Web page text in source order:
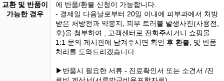
교환 및 반품이
가능한 경우
에 반품/환불 신청이 가능합니다.
- 결제일 다음날로부터 20일 이내에 피부과에서 처방
받은 처방전과 약봉지, 피부 트러블 발생사진(사용전,
후)을 첨부하여 , 고객센터로 전화주시거나 쇼핑몰
1:1 문의 게시판에 남겨주시면 확인 후 환불, 및 반품
처리를 도와드리겠습니다.
▶반품시 필요한 서류 - 진료확인서 또는 소견서 /진